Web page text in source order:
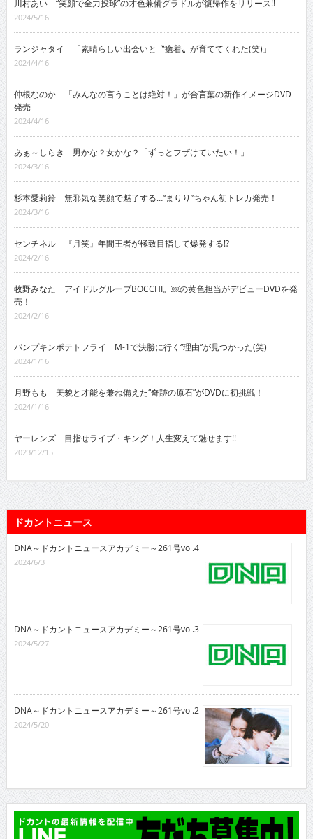
川村あい “笑顔で全力投球”の才色兼備グラドルが復帰作をリリース!!
2024/5/16
ランジャタイ 「素晴らしい出会いと〝癒着〟が育ててくれた(笑)」
2024/4/16
仲根なのか 「みんなの言うことは絶対！」が合言葉の新作イメージDVD
発売
2024/4/16
あぁ～しらき 男かな？女かな？「ずっとフザけていたい！」
2024/3/16
杉本愛莉鈴 無邪気な笑顔で魅了する…“まりり”ちゃん初トレカ発売！
2024/3/16
センチネル 『月笑』年間王者が極致目指して爆発する!?
2024/2/16
牧野みなた アイドルグループBOCCHI。￼の黄色担当がデビューDVDを発
売！
2024/2/16
パンプキンポテトフライ M-1で決勝に行く“理由”が見つかった(笑)
2024/1/16
月野もも 美貌と才能を兼ね備えた“奇跡の原石”がDVDに初挑戦！
2024/1/16
ヤーレンズ 目指せライブ・キング！人生変えて魅せます!!
2023/12/15
ドカントニュース
DNA～ドカントニュースアカデミー～261号vol.4
2024/6/3
DNA～ドカントニュースアカデミー～261号vol.3
2024/5/27
DNA～ドカントニュースアカデミー～261号vol.2
2024/5/20